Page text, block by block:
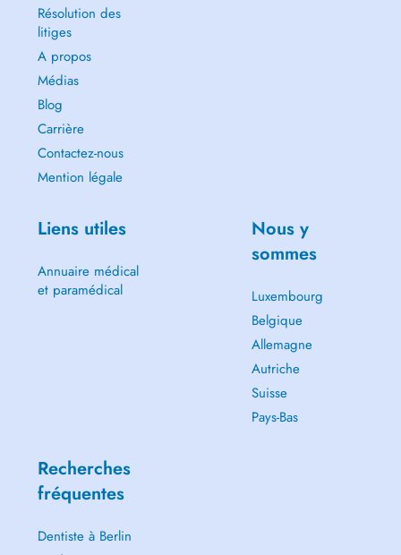
Résolution des
litiges
A propos
Médias
Blog
Carrière
Contactez-nous
Mention légale
Liens utiles
Annuaire médical
et paramédical
Nous y
sommes
Luxembourg
Belgique
Allemagne
Autriche
Suisse
Pays-Bas
Recherches
fréquentes
Dentiste à Berlin